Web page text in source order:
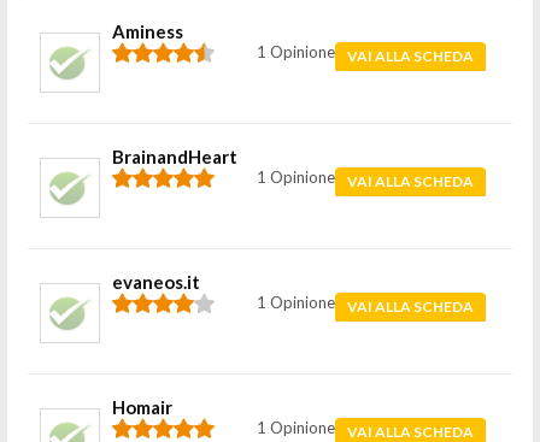
Aminess
1 Opinione VAI ALLA SCHEDA
BrainandHeart
1 Opinione VAI ALLA SCHEDA
evaneos.it
1 Opinione VAI ALLA SCHEDA
Homair
1 Opinione VAI ALLA SCHEDA